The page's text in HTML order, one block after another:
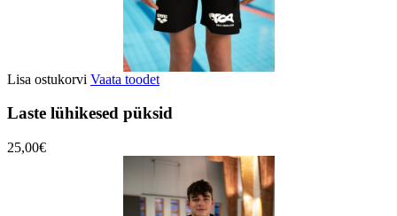
Lisa ostukorvi Vaata toodet
Laste lühikesed püksid
25,00€